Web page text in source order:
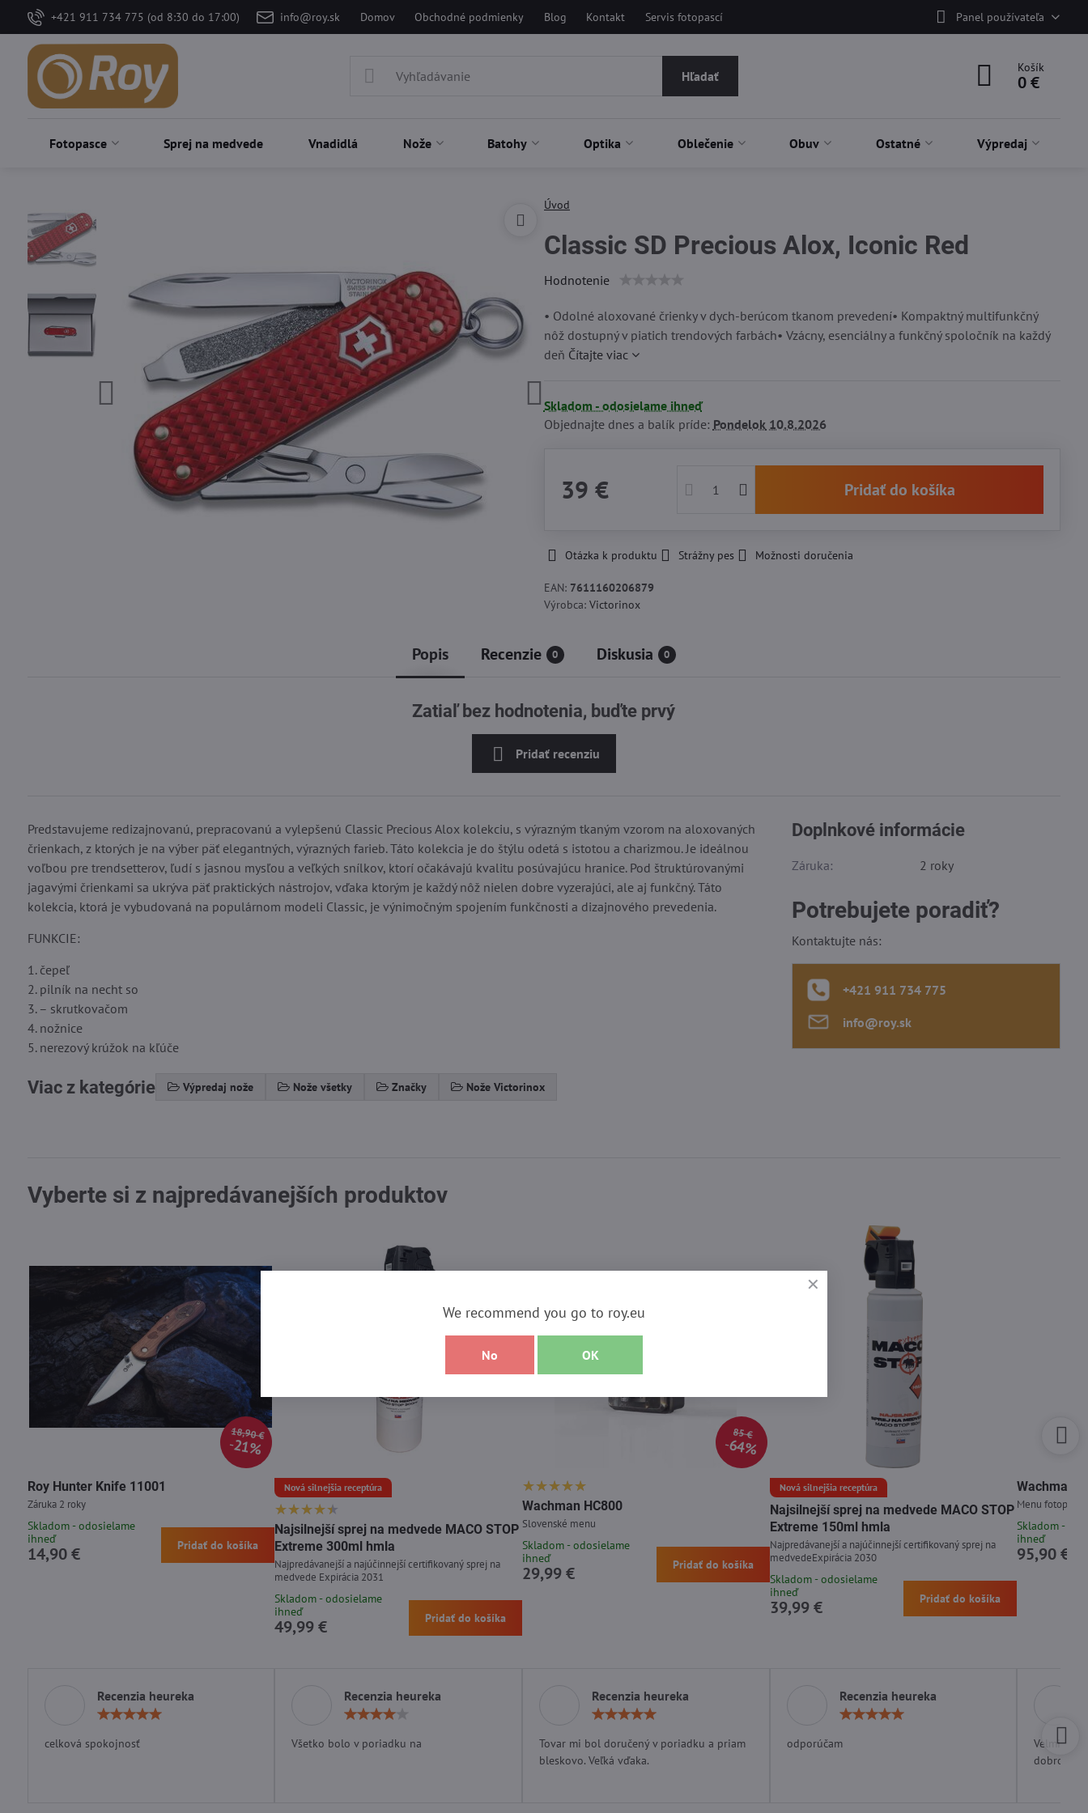
+421 911 734 775 (od 8:30 do 17:00) info@roy.sk Domov Obchodné podmienky Blog Kontakt Servis fotopascí Panel používateľa
Hľadať
Košík
0 €
Fotopasce Sprej na medvede Vnadidlá Nože Batohy Optika Oblečenie Obuv Ostatné Výpredaj
Úvod
Classic SD Precious Alox, Iconic Red
Hodnotenie
• Odolné aloxované črienky v dych-berúcom tkanom prevedení• Kompaktný multifunkčný
nôž dostupný v piatich trendových farbách• Vzácny, esenciálny a funkčný spoločník na každý
deň Čítajte viac
Skladom - odosielame ihneď
Objednajte dnes a balík príde: Pondelok10.8.2026
39 € Pridať do košíka
Otázka k produktu Strážny pes Možnosti doručenia
EAN: 7611160206879
Výrobca: Victorinox
Popis Recenzie 0 Diskusia 0
Zatiaľ bez hodnotenia, buďte prvý
Pridať recenziu
Predstavujeme redizajnovanú, prepracovanú a vylepšenú Classic Precious Alox kolekciu, s výrazným tkaným vzorom na aloxovaných
črienkach, z ktorých je na výber päť elegantných, výrazných farieb. Táto kolekcia je do štýlu odetá s istotou a charizmou. Je ideálnou
voľbou pre trendsetterov, ľudí s jasnou mysľou a veľkých snílkov, ktorí očakávajú kvalitu posúvajúcu hranice. Pod štruktúrovanými
jagavými črienkami sa ukrýva päť praktických nástrojov, vďaka ktorým je každý nôž nielen dobre vyzerajúci, ale aj funkčný. Táto
kolekcia, ktorá je vybudovaná na populárnom modeli Classic, je výnimočným spojením funkčnosti a dizajnového prevedenia.
FUNKCIE:
1. čepeľ
2. pilník na necht so
3. – skrutkovačom
4. nožnice
5. nerezový krúžok na kľúče
Viac z kategórie Výpredaj nože Nože všetky Značky Nože Victorinox
Doplnkové informácie
Záruka: 2 roky
Potrebujete poradiť?
Kontaktujte nás:
+421 911 734 775
info​@roy​.sk
Vyberte si z najpredávanejších produktov
18,90 €
21%
Roy Hunter Knife 11001
Záruka 2 roky
Skladom - odosielame
ihneď
14,90 € Pridať do košíka
Nová silnejšia receptúra
Najsilnejší sprej na medvede MACO STOP
Extreme 300ml hmla
Najpredávanejší a najúčinnejší certifikovaný sprej na
medvede Expirácia 2031
Skladom - odosielame
ihneď
49,99 € Pridať do košíka
85 €
64%
Wachman HC800
Slovenské menu
Skladom - odosielame
ihneď
29,99 € Pridať do košíka
Nová silnejšia receptúra
Najsilnejší sprej na medvede MACO STOP
Extreme 150ml hmla
Najpredávanejší a najúčinnejší certifikovaný sprej na
medvedeExpirácia 2030
Skladom - odosielame
ihneď
39,99 € Pridať do košíka
Wachman
Menu
Skladom -
ihneď
95,90 €
Recenzia heureka
celková spokojnosť
Recenzia heureka
Všetko bolo v poriadku na
Recenzia heureka
/
5
Tovar mi bol doručený v poriadku a priam
bleskovo. Veľká vďaka.
Recenzia heureka
odporúčam
Velmi
dobrom
We recommend you go to roy.eu
No OK